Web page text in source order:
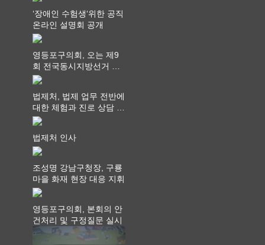
‘장애인 수험생‘위한 공직
온라인 설명회 공개
영등포구의회, 오는 제9
회 전국동시지방선거 ‧
"공직사회는 어느 때보다
를 지켜야 할 것"
법제처, 법제 업무 전반에
대한 체험과 진로 상담 기
회 제공
법제처 인사
조성명 강남구청장, 구룡
마을 화재 현장 대응 지휘
영등포구의회, 본회의 안
건처리 및 구정질문 실시